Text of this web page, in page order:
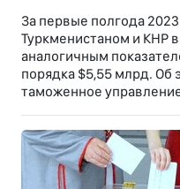
За первые полгода
Туркменистаном и КНР
аналогичным
порядка $5,55 млрд. Об
таможенное